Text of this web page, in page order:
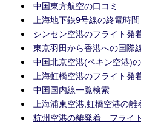
中国東方航空の口コミ
上海地下鉄9号線の終電時
シンセン空港のフライト発
東京羽田から香港への国際
中国北京空港(ペキン空港)
上海虹橋空港のフライト発
中国国内線一覧検索
上海浦東空港,虹橋空港の
杭州空港の離発着 フライ